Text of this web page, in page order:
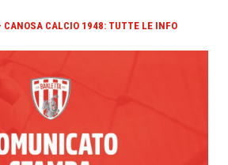
CALCIO 1948: TUTTE LE INFO